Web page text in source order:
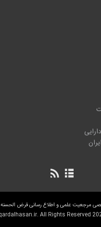
مرجعیت علمی و اطلاع رسانی قرض الحسنه